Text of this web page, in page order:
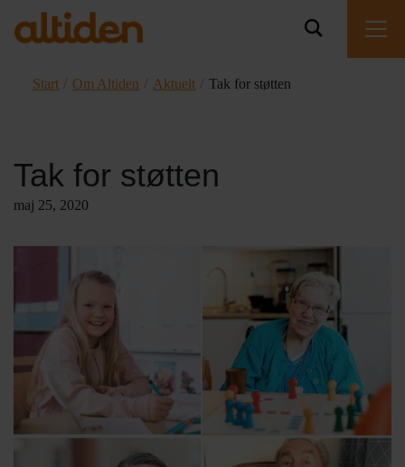
Start Om Altiden Aktuelt Tak for støtten
Tak for støtten
maj 25, 2020